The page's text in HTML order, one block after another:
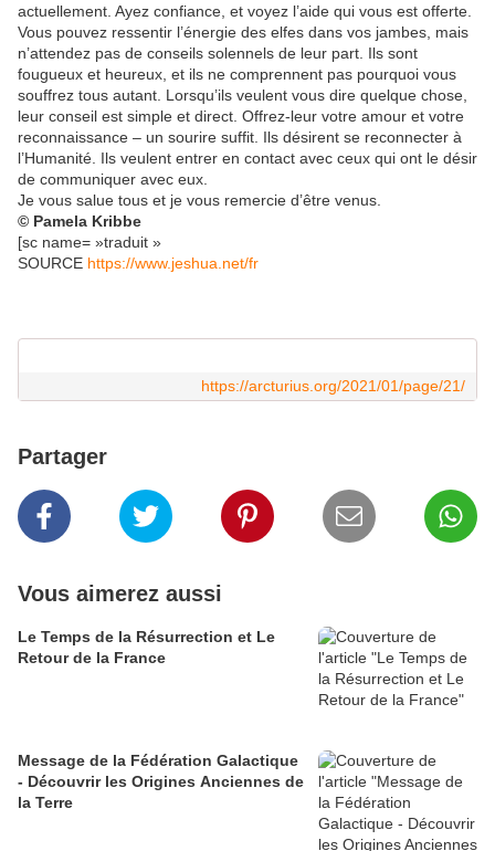
actuellement. Ayez confiance, et voyez l’aide qui vous est offerte.
Vous pouvez ressentir l’énergie des elfes dans vos jambes, mais
n’attendez pas de conseils solennels de leur part. Ils sont
fougueux et heureux, et ils ne comprennent pas pourquoi vous
souffrez tous autant. Lorsqu’ils veulent vous dire quelque chose,
leur conseil est simple et direct. Offrez-leur votre amour et votre
reconnaissance – un sourire suffit. Ils désirent se reconnecter à
l’Humanité. Ils veulent entrer en contact avec ceux qui ont le désir
de communiquer avec eux.
Je vous salue tous et je vous remercie d’être venus.
© Pamela Kribbe
[sc name= »traduit »
SOURCE https://www.jeshua.net/fr
https://arcturius.org/2021/01/page/21/
Partager
Vous aimerez aussi
Le Temps de la Résurrection et Le
Retour de la France
Message de la Fédération Galactique
- Découvrir les Origines Anciennes de
la Terre